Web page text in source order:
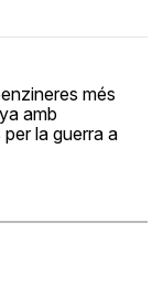
més
amb
la guerra a